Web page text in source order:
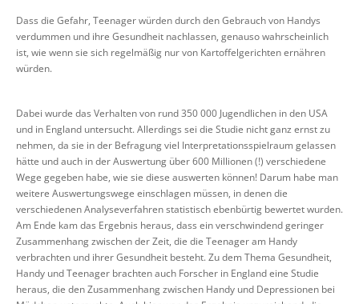
Dass die Gefahr, Teenager würden durch den Gebrauch von Handys
verdummen und ihre Gesundheit nachlassen, genauso wahrscheinlich
ist, wie wenn sie sich regelmäßig nur von Kartoffelgerichten ernähren
würden.
Dabei wurde das Verhalten von rund 350 000 Jugendlichen in den USA
und in England untersucht. Allerdings sei die Studie nicht ganz ernst zu
nehmen, da sie in der Befragung viel Interpretationsspielraum gelassen
hätte und auch in der Auswertung über 600 Millionen (!) verschiedene
Wege gegeben habe, wie sie diese auswerten können! Darum habe man
weitere Auswertungswege einschlagen müssen, in denen die
verschiedenen Analyseverfahren statistisch ebenbürtig bewertet wurden.
Am Ende kam das Ergebnis heraus, dass ein verschwindend geringer
Zusammenhang zwischen der Zeit, die die Teenager am Handy
verbrachten und ihrer Gesundheit besteht. Zu dem Thema Gesundheit,
Handy und Teenager brachten auch Forscher in England eine Studie
heraus, die den Zusammenhang zwischen Handy und Depressionen bei